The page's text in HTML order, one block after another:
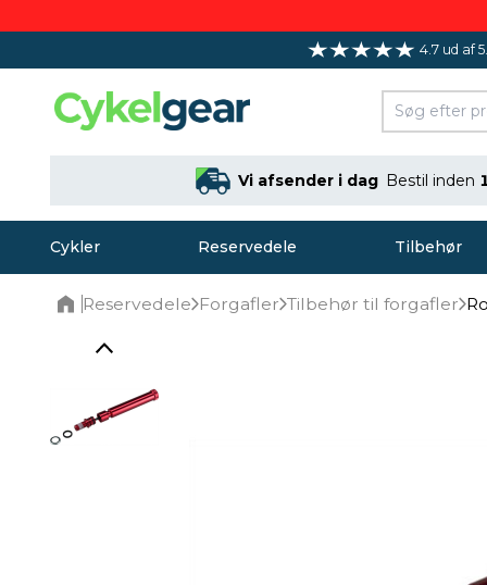
4.7 ud af
Vi afsender i dag Bestil inden
Cykler Reservedele Tilbehør
Reservedele Forgafler Tilbehør til forgafler